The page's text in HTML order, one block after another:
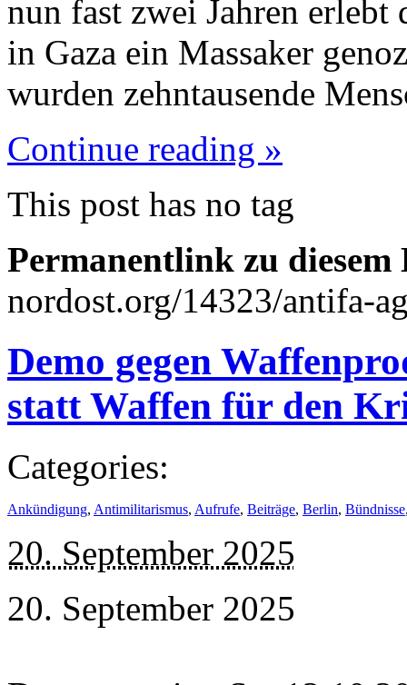
nun fast zwei Jahren erlebt
in Gaza ein Massaker
wurden zehntausende
Continue reading »
This post has no tag
Permanentlink zu
nordost.org/14323/antifa-
Demo gegen
statt Waffen für den
Categories:
Ankündigung, Antimilitarismus, Aufrufe, Beiträge, Berlin, Bündnisse
20. September 2025
20. September 2025